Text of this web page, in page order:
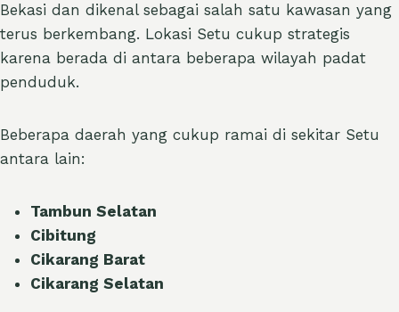
Bekasi dan dikenal sebagai salah satu kawasan yang
terus berkembang. Lokasi Setu cukup strategis
karena berada di antara beberapa wilayah padat
penduduk.
Beberapa daerah yang cukup ramai di sekitar Setu
antara lain:
Tambun Selatan
Cibitung
Cikarang Barat
Cikarang Selatan